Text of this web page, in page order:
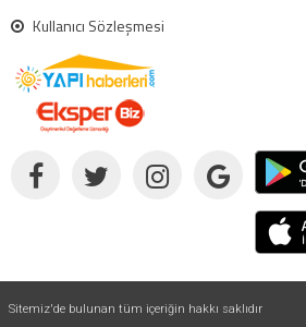
Kullanıcı Sözleşmesi
Sitemiz'de bulunan tüm içeriğin hakkı saklıdır